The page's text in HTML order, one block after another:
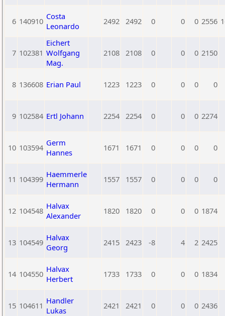
6 140910 Costa
Leonardo
2492 2492 0 0 0 2556
7 102381
Eichert
Wolfgang
Mag.
2108 2108 0 0 0 2150
8 136608 Erian Paul 1223 1223 0 0 0 0
9 102584 Ertl Johann 2254 2254 0 0 0 2274
10 103594 Germ
Hannes
1671 1671 0 0 0 0
11 104399 Haemmerle
Hermann
1557 1557 0 0 0 0
12 104548 Halvax
Alexander
1820 1820 0 0 0 1874
13 104549 Halvax
Georg
2415 2423 -8 4 2 2425
14 104550 Halvax
Herbert
1733 1733 0 0 0 1834
15 104611 Handler
Lukas
2421 2421 0 0 0 2436